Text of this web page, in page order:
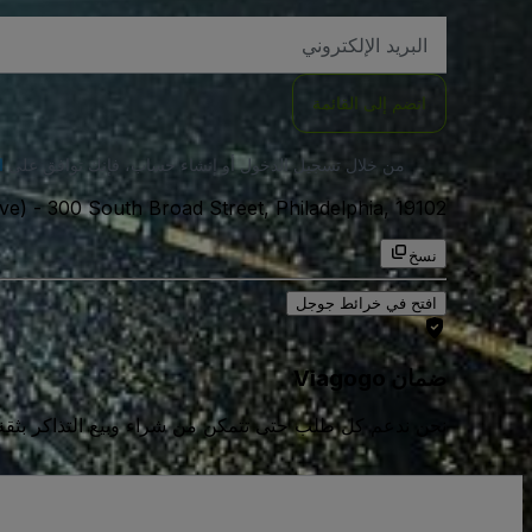
الاكتروني
انضم إلى القائمة
من خلال تسجيل الدخول أو إنشاء حساب، فإنك توافق على
-300 South Broad Street, Philadelphia, 19102, الولايات المتحدة الامريكية
نسخ
افتح في خرائط جوجل
ضمان Viagogo
نحن ندعم كل طلب حتى تتمكن من شراء وبيع التذاكر بثقة